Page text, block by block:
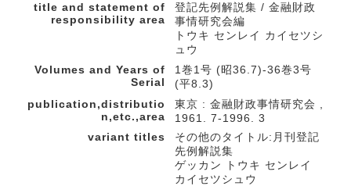
title and statement of
responsibility area
登記先例解説集 / 金融財政
事情研究会編
トウキ センレイ カイセツシ
ュウ
Volumes and Years of
Serial
1巻1号 (昭36.7)-36巻3号
(平8.3)
publication,distributio
n,etc.,area
東京 : 金融財政事情研究会 ,
1961. 7-1996. 3
variant titles
その他のタイトル:月刊登記
先例解説集
ゲッカン トウキ センレイ
カイセツシュウ